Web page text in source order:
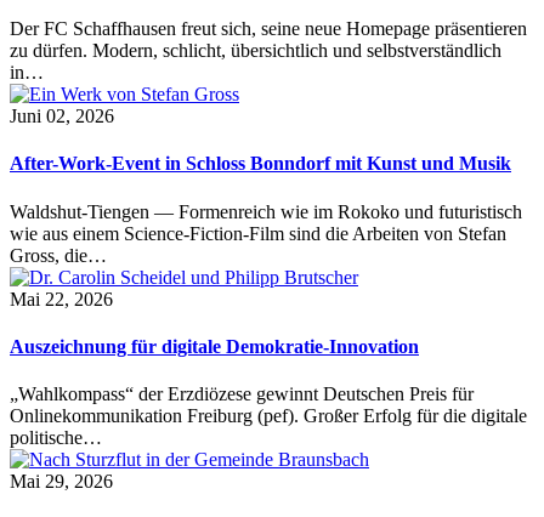
Der FC Schaffhausen freut sich, seine neue Homepage präsentieren
zu dürfen. Modern, schlicht, übersichtlich und selbstverständlich
in…
Juni 02, 2026
After-Work-Event in Schloss Bonndorf mit Kunst und Musik
Waldshut-Tiengen — Formenreich wie im Rokoko und futuristisch
wie aus einem Science-Fiction-Film sind die Arbeiten von Stefan
Gross, die…
Mai 22, 2026
Auszeichnung für digitale Demokratie-Innovation
„Wahlkompass“ der Erzdiözese gewinnt Deutschen Preis für
Onlinekommunikation Freiburg (pef). Großer Erfolg für die digitale
politische…
Mai 29, 2026